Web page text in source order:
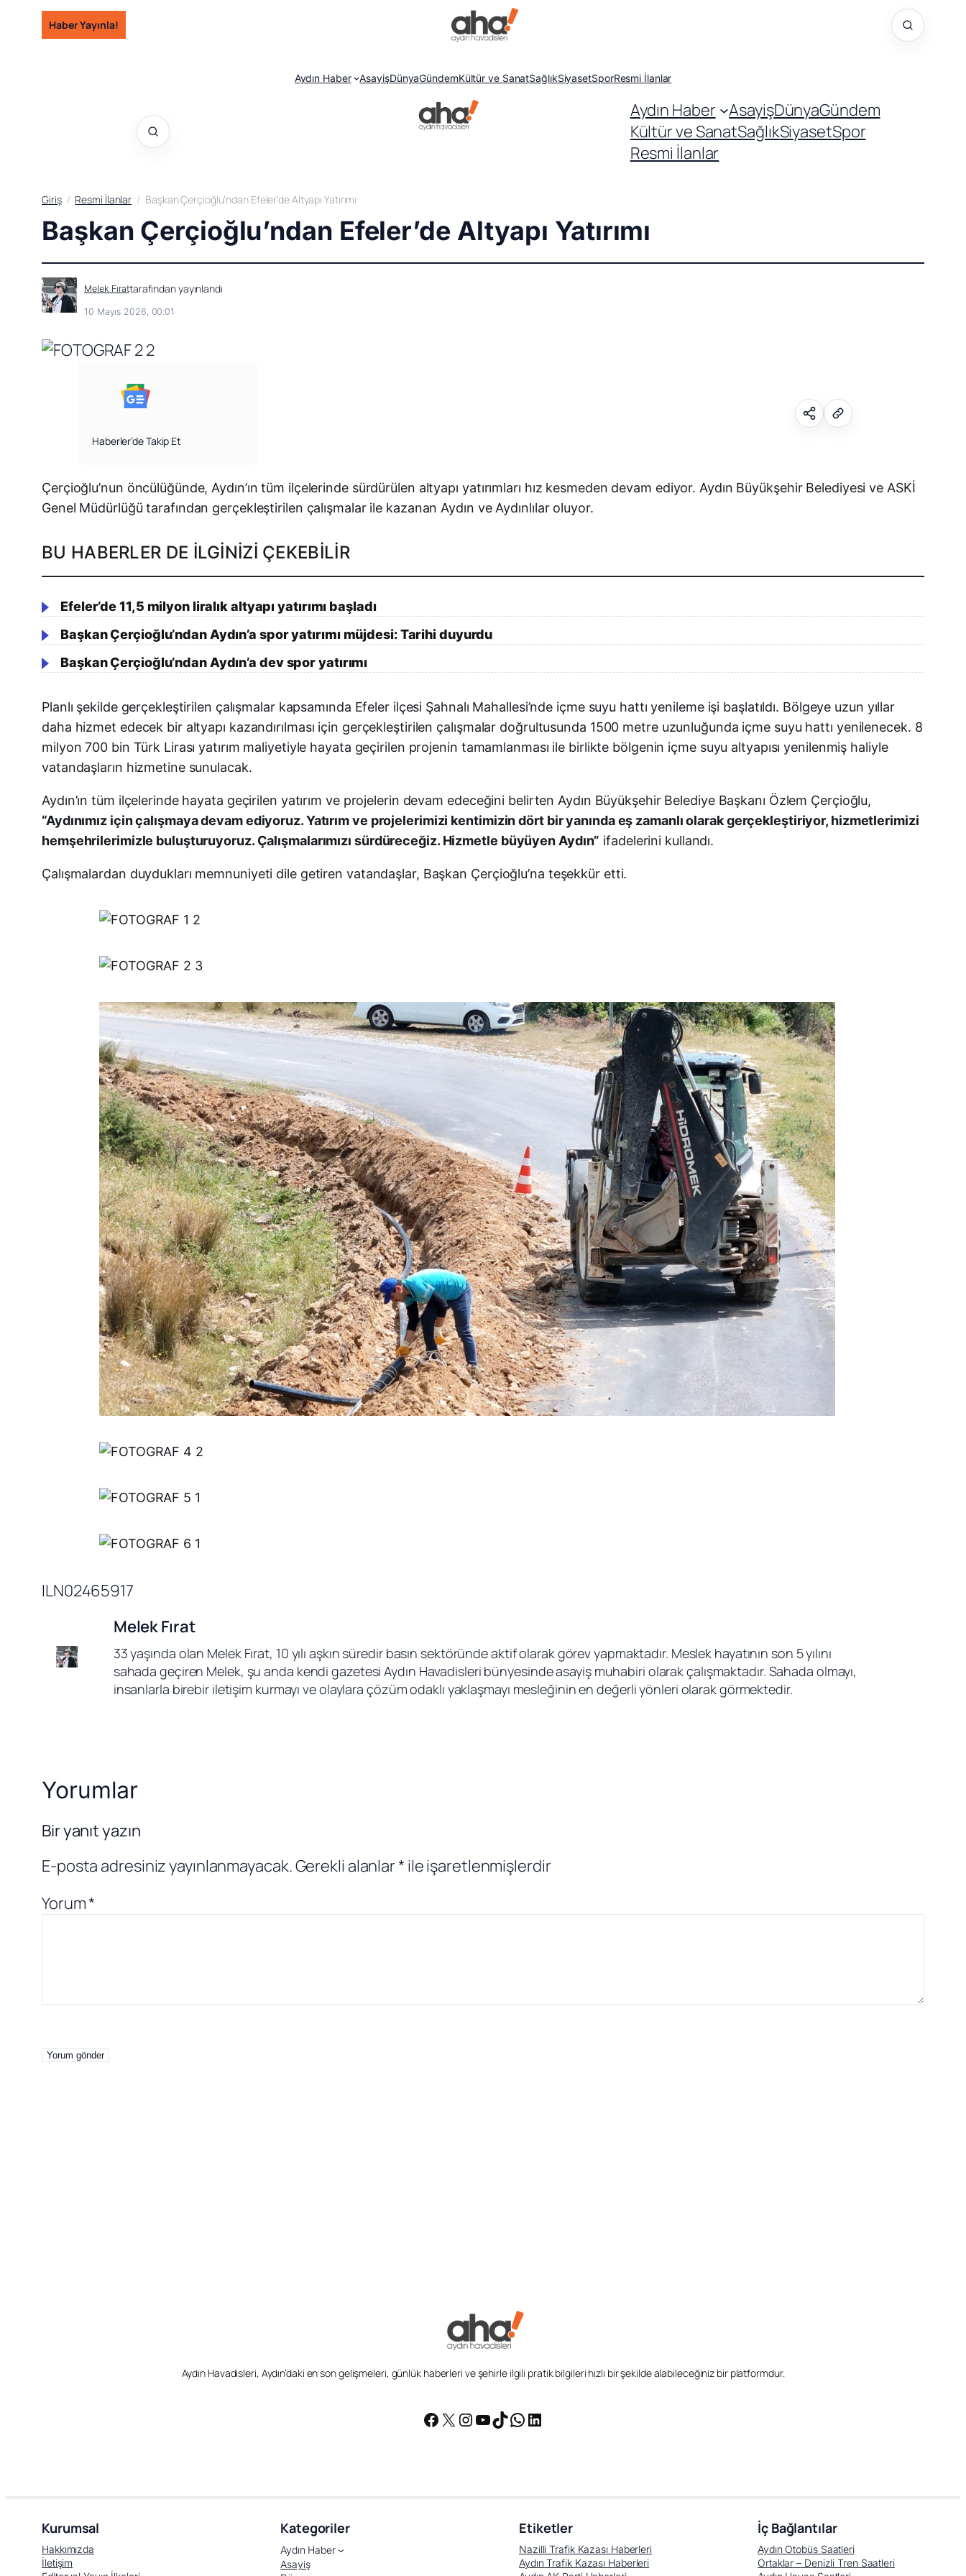
İçeriğeHaber Yayınla!
Aydın Haber AsayişDünyaGündemKültür ve SanatSağlıkSiyasetSporResmi İlanlar
Aydın Haber AsayişDünyaGündem
Kültür ve SanatSağlıkSiyasetSpor
Resmi İlanlar
Giriş Resmi İlanlar Başkan Çerçioğlu’ndan Efeler’de Altyapı Yatırımı
Başkan Çerçioğlu’ndan Efeler’de Altyapı Yatırımı
Melek Fırattarafından yayınlandı
10 Mayıs 2026, 00:01
Haberler’de Takip Et
Facebook
Çerçioğlu’nun öncülüğünde, Aydın’ın tüm ilçelerinde sürdürülen altyapı yatırımları hız kesmeden devam ediyor. Aydın Büyükşehir Belediyesi ve ASKİ
Genel Müdürlüğü tarafından gerçekleştirilen çalışmalar ile kazanan Aydın ve Aydınlılar oluyor.
BU HABERLER DE İLGINIZI ÇEKEBILIR
Efeler’de 11,5 milyon liralık altyapı yatırımı başladı
Başkan Çerçioğlu’ndan Aydın’a spor yatırımı müjdesi: Tarihi duyurdu
Başkan Çerçioğlu’ndan Aydın’a dev spor yatırımı
Planlı şekilde gerçekleştirilen çalışmalar kapsamında Efeler ilçesi Şahnalı Mahallesi’nde içme suyu hattı yenileme işi başlatıldı. Bölgeye uzun yıllar
daha hizmet edecek bir altyapı kazandırılması için gerçekleştirilen çalışmalar doğrultusunda 1500 metre uzunluğunda içme suyu hattı yenilenecek. 8
milyon 700 bin Türk Lirası yatırım maliyetiyle hayata geçirilen projenin tamamlanması ile birlikte bölgenin içme suyu altyapısı yenilenmiş haliyle
vatandaşların hizmetine sunulacak.
Aydın’ın tüm ilçelerinde hayata geçirilen yatırım ve projelerin devam edeceğini belirten Aydın Büyükşehir Belediye Başkanı Özlem Çerçioğlu,
“Aydınımız için çalışmaya devam ediyoruz. Yatırım ve projelerimizi kentimizin dört bir yanında eş zamanlı olarak gerçekleştiriyor, hizmetlerimizi
hemşehrilerimizle buluşturuyoruz. Çalışmalarımızı sürdüreceğiz. Hizmetle büyüyen Aydın” ifadelerini kullandı.
Çalışmalardan duydukları memnuniyeti dile getiren vatandaşlar, Başkan Çerçioğlu’na teşekkür etti.
ILN02465917
Melek Fırat
33 yaşında olan Melek Fırat, 10 yılı aşkın süredir basın sektöründe aktif olarak görev yapmaktadır. Meslek hayatının son 5 yılını
sahada geçiren Melek, şu anda kendi gazetesi Aydın Havadisleri bünyesinde asayiş muhabiri olarak çalışmaktadır. Sahada olmayı,
insanlarla birebir iletişim kurmayı ve olaylara çözüm odaklı yaklaşmayı mesleğinin en değerli yönleri olarak görmektedir.
Yorumlar
Bir yanıt yazın
E-posta adresiniz yayınlanmayacak.Gerekli alanlar* ile işaretlenmişlerdir
Yorum*
Aydın Havadisleri, Aydın’daki en son gelişmeleri, günlük haberleri ve şehirle ilgili pratik bilgileri hızlı bir şekilde alabileceğiniz bir platformdur.
Facebook
X Instagram
YouTube
TikTok
WhatsApp
LinkedIn
Kurumsal
Hakkımızda
İletişim
Kategoriler
Aydın Haber
Asayiş
Etiketler
Nazilli Trafik Kazası Haberleri
Aydın Trafik Kazası Haberleri
İç Bağlantılar
Aydın Otobüs Saatleri
Ortaklar – Denizli Tren Saatleri